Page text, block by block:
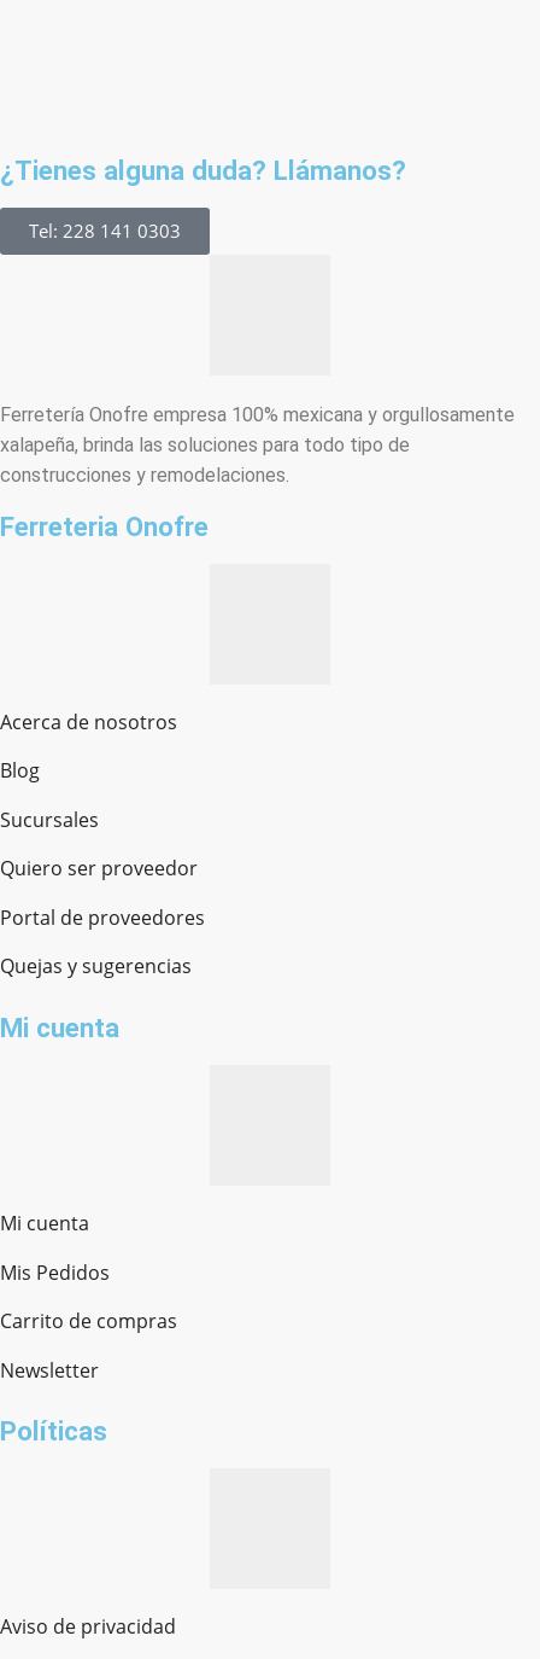
¿Tienes alguna duda? Llámanos?
Tel: 228 141 0303
Ferretería Onofre empresa 100% mexicana y orgullosamente
xalapeña, brinda las soluciones para todo tipo de
construcciones y remodelaciones.
Ferreteria Onofre
Acerca de nosotros
Blog
Sucursales
Quiero ser proveedor
Portal de proveedores
Quejas y sugerencias
Mi cuenta
Mi cuenta
Mis Pedidos
Carrito de compras
Newsletter
Políticas
Aviso de privacidad